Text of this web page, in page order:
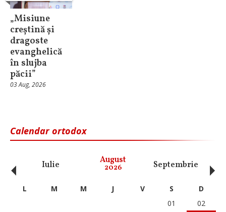
„Misiune
creștină și
dragoste
evanghelică
în slujba
păcii”
03 Aug, 2026
Calendar ortodox
Iulie August
2026 Septembrie
‹ L M M J V S
D
01
02